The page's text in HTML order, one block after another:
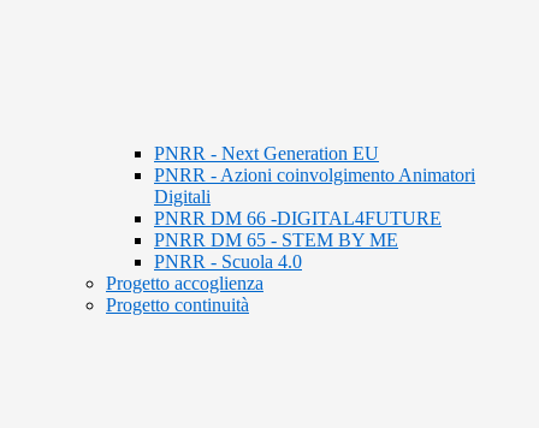
PNRR - Next Generation EU
PNRR - Azioni coinvolgimento Animatori
Digitali
PNRR DM 66 -DIGITAL4FUTURE
PNRR DM 65 - STEM BY ME
PNRR - Scuola 4.0
Progetto accoglienza
Progetto continuità